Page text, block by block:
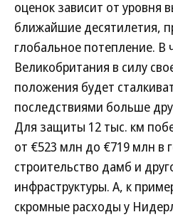
оценок зависит от уровня
ближайшие десятилетия,
глобальное потепление. В
Великобритания в силу
положения будет
последствиями больше
Для защиты 12 тыс. км
от €523 млн до €719 млн в
строительство дамб и
инфраструктуры. А, к
скромные расходы у